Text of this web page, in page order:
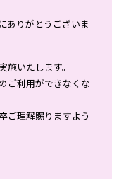
ありがとうございま
いたします。
ご利用ができなくな
ご理解賜りますよう